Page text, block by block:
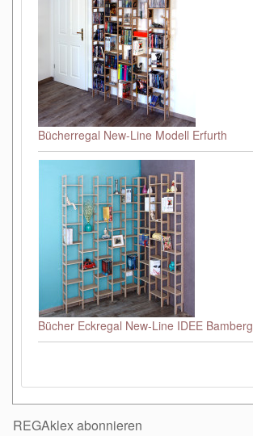
Bücherregal New-Line Modell Erfurth
Bücher Eckregal New-Line IDEE Bamberg
REGAklex abonnieren